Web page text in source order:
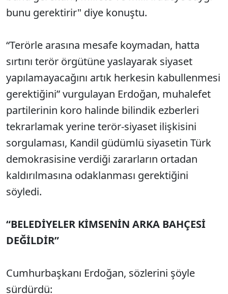
bunu gerektirir" diye konuştu.
“Terörle arasına mesafe koymadan, hatta
sırtını terör örgütüne yaslayarak siyaset
yapılamayacağını artık herkesin kabullenmesi
gerektiğini” vurgulayan Erdoğan, muhalefet
partilerinin koro halinde bilindik ezberleri
tekrarlamak yerine terör-siyaset ilişkisini
sorgulaması, Kandil güdümlü siyasetin Türk
demokrasisine verdiği zararların ortadan
kaldırılmasına odaklanması gerektiğini
söyledi.
“BELEDİYELER KİMSENİN ARKA BAHÇESİ
DEĞİLDİR”
Cumhurbaşkanı Erdoğan, sözlerini şöyle
sürdürdü: